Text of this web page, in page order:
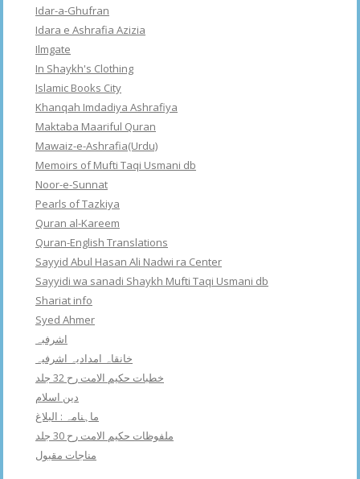
Idar-a-Ghufran
Idara e Ashrafia Azizia
Ilmgate
In Shaykh's Clothing
Islamic Books City
Khanqah Imdadiya Ashrafiya
Maktaba Maariful Quran
Mawaiz-e-Ashrafia(Urdu)
Memoirs of Mufti Taqi Usmani db
Noor-e-Sunnat
Pearls of Tazkiya
Quran al-Kareem
Quran-English Translations
Sayyid Abul Hasan Ali Nadwi ra Center
Sayyidi wa sanadi Shaykh Mufti Taqi Usmani db
Shariat info
Syed Ahmer
اشرفبہ
خانقاہ امدادیہ اشرفیہ
خطبات حکیم الامت رح 32 جلد
دین اسلام
ماہنامہ : البلاغ
ملفوظات حکیم الامت رح 30 جلد
مناجات مقبول